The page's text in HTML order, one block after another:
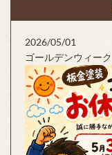
2026/05/01
ゴールデンウィーク